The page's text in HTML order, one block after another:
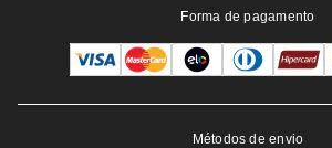
Forma de pagamento
Métodos de envio